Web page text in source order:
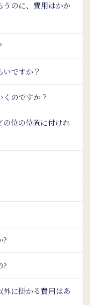
うのに、費用はかか
ですか？
のですか？
の位の位置に付けれ
?
?
に掛かる費用はあ